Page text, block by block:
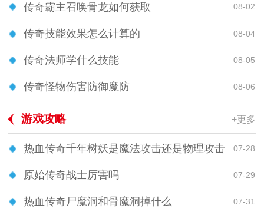
传奇霸主召唤骨龙如何获取 08-02
传奇技能效果怎么计算的 08-04
传奇法师学什么技能 08-05
传奇怪物伤害防御魔防 08-06
游戏攻略 +更多
热血传奇千年树妖是魔法攻击还是物理攻击 07-28
原始传奇战士厉害吗 07-29
热血传奇尸魔洞和骨魔洞掉什么 07-31